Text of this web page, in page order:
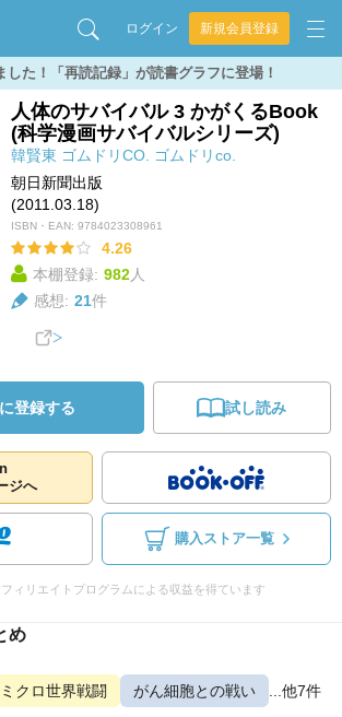
ログイン 新規会員登録
した！「再読記録」が読書グラフに登場！
人体のサバイバル 3 かがくるBook
(科学漫画サバイバルシリーズ)
韓賢東 ゴムドリCO.
ゴムドリco.
朝日新聞出版
(2011.03.18)
ISBN・EAN: 9784023308961
4.26
本棚登録: 982人
感想: 21件
登録する 試し読み
ジへ
購入ストア一覧
ィリエイトプログラムによる収益を得ています
め
ミクロ世界戦闘 がん細胞との戦い ...他7件